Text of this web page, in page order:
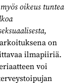
oikeus tuntea
on
ilmapiiriä.
voi